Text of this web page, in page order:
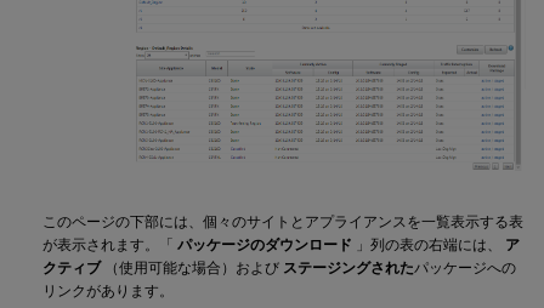
このページの下部には、個々のサイトとアプライアンスを一覧表示する表
が表示されます。「 パッケージのダウンロード 」列の表の右端には、 ア
クティブ（使用可能な場合）および ステージングされたパッケージへの
リンクがあります。